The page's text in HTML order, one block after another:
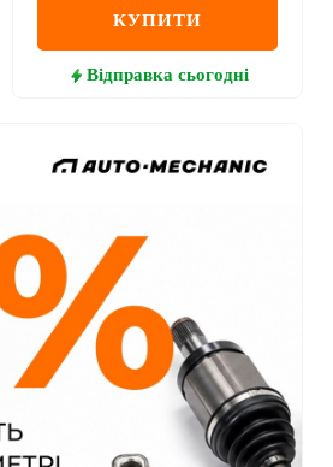
КУПИТИ
Відправка сьогодні